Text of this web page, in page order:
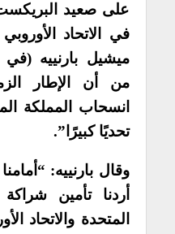
على صعيد
في الاتحاد
ميشيل بارنييه
من أن الإطار
انسحاب المملكة
تحديًا كبيرًا”.
وقال بارنييه:
أردنا تأمين
المتحدة والاتحاد